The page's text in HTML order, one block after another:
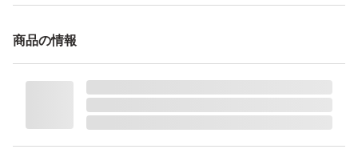
商品の情報